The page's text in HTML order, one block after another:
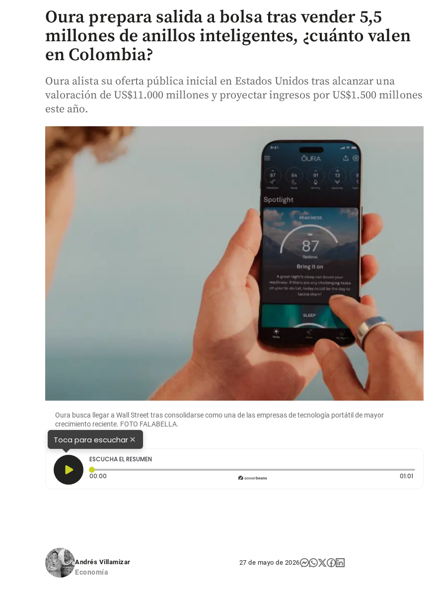
Oura prepara salida a bolsa tras vender 5,5
millones de anillos inteligentes, ¿cuánto valen
en Colombia?
Oura alista su oferta pública inicial en Estados Unidos tras alcanzar una
valoración de US$11.000 millones y proyectar ingresos por US$1.500 millones
este año.
Oura busca llegar a Wall Street tras consolidarse como una de las empresas de tecnología portátil de mayor
crecimiento reciente. FOTO FALABELLA.
Toca para escuchar×
ESCUCHA EL RESUMEN
00:00
01:01
Andrés Villamizar
Economía
27 de mayo de 2026